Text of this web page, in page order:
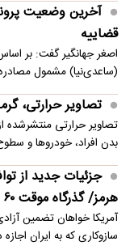
آخرین وضعیت
قضاییه
اصغر جهانگیر گفت: بر
(ساعدی‌نیا) مشمول
تصاویر حرارتی،
تصاویر حرارتی منتشرشده
بدن افراد، خودروها و
جزئیات جدید از
هرمز/ گذرگاه موقت ۶۰ روزه؟
آمریکا خواهان تضمین
سازوکاری که به ایران